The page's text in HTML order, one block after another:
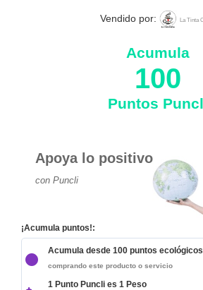
Vendido por: La Tinta
Acumula
100
Puntos
Apoya lo positivo
con Puncli
¡Acumula puntos!:
Acumula desde 100 puntos ecológicos
comprando este producto o servicio
1 Punto Puncli es 1 Peso